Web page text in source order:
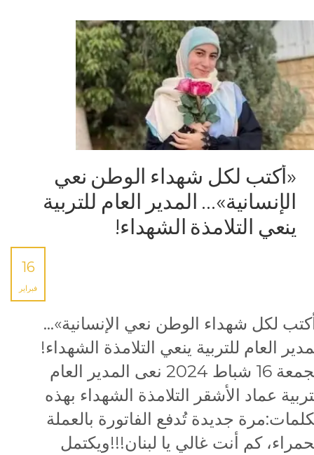
«أكتب لكل شهداء الوطن نعي
الإنسانية»… المدير العام للتربية
ينعي التلامذة الشهداء!
16
فبراير
لكل شهداء الوطن نعي الإنسانية»…
العام للتربية ينعي التلامذة الشهداء!
الجمعة 16 شباط 2024 نعى المدير العام
عماد الأشقر التلامذة الشهداء بهذه
جديدة تُدفع الفاتورة بالعملة
كم أنت غالي يا لبنان!!!ويكتمل